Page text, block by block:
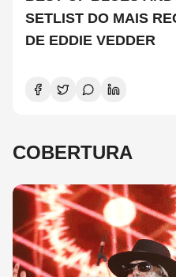
SETLIST DO MAIS
DE EDDIE VEDDER
COBERTURA